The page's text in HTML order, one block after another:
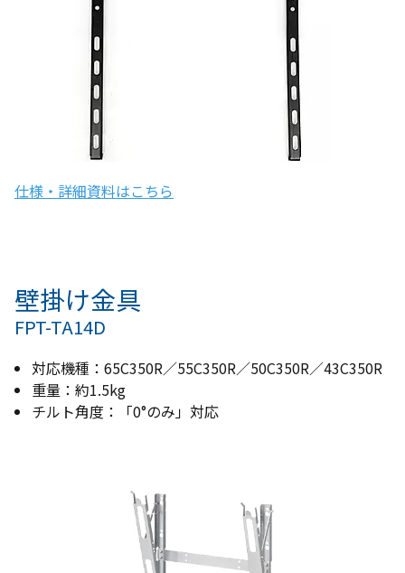
仕様・詳細資料はこちら
壁掛け金具
FPT-TA14D
対応機種：65C350R／55C350R／50C350R／43C350R
重量：約1.5kg
チルト角度 ： 「0°のみ」対応